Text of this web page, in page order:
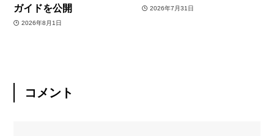
ガイドを公開
2026年8月1日
2026年7月31日
コメント